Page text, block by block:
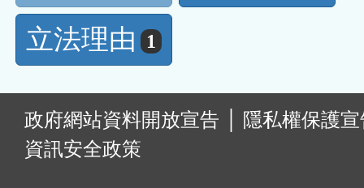
立法理由 1
政府網站資料開放宣告
隱私權保護
資訊安全政策